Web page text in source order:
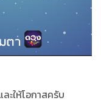
ะให้โอกาสครับ